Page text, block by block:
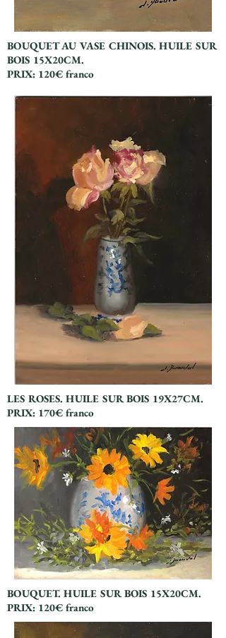
BOUQUET AU VASE CHINOIS. HUILE SUR
BOIS 15X20CM.
PRIX: 120€ franco
LES ROSES. HUILE SUR BOIS 19X27CM.
PRIX: 170€ franco
BOUQUET. HUILE SUR BOIS 15X20CM.
PRIX: 120€ franco